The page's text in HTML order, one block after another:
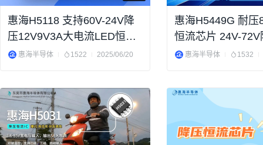
惠海H5118 支持60V-24V降
压12V9V3A大电流LED恒流
驱动芯片 0.1%调光深度
惠海半导体 1522 2025/06/20
惠海H5449G 耐压
恒流芯片 24V-72V
8A大电流 LED灯
惠海半导体 1532